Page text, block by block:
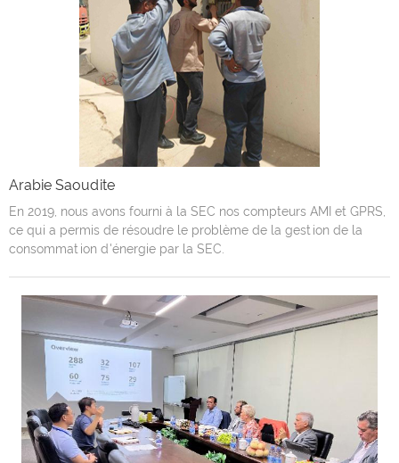
Arabie Saoudite
En 2019, nous avons fourni à la SEC nos compteurs AMI et GPRS,
ce qui a permis de résoudre le problème de la gestion de la
consommation d'énergie par la SEC.